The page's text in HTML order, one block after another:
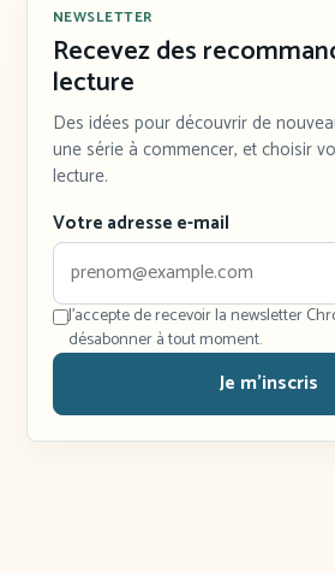
NEWSLETTER
Recevez des
lecture
Des idées pour découvrir de
une série à commencer, et choisir
lecture.
Votre adresse e-mail
J'accepte de recevoir la newsletter
désabonner à tout moment.